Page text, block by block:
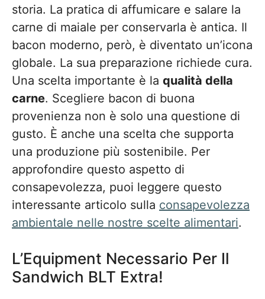
storia. La pratica di affumicare e salare la
carne di maiale per conservarla è antica. Il
bacon moderno, però, è diventato un’icona
globale. La sua preparazione richiede cura.
Una scelta importante è la qualità della
carne. Scegliere bacon di buona
provenienza non è solo una questione di
gusto. È anche una scelta che supporta
una produzione più sostenibile. Per
approfondire questo aspetto di
consapevolezza, puoi leggere questo
interessante articolo sulla consapevolezza
ambientale nelle nostre scelte alimentari.
L’Equipment Necessario Per Il
Sandwich BLT Extra!